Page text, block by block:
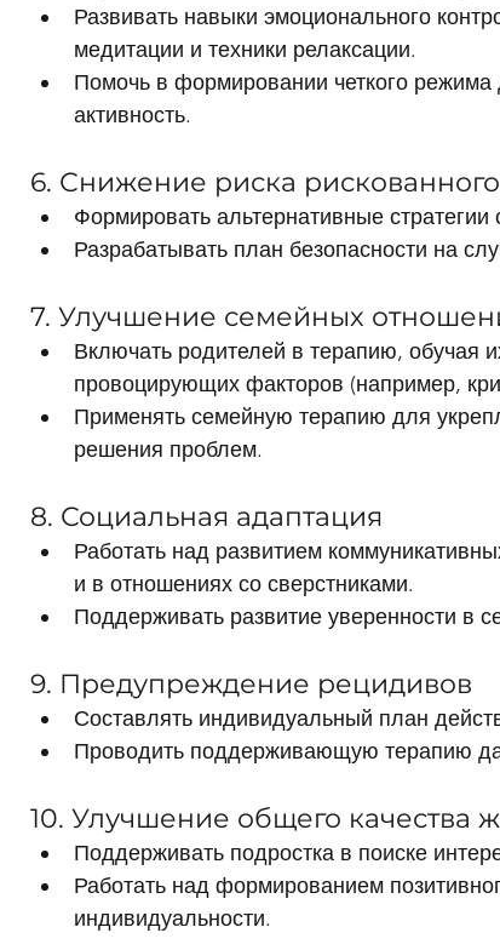
Развивать навыки эмоционального
медитации и техники релаксации.
Помочь в формировании четкого
активность.
6. Снижение риска
Формировать альтернативные
Разрабатывать план безопасности на
7. Улучшение семейных
Включать родителей в терапию, обучая
провоцирующих факторов (например,
Применять семейную терапию для
решения проблем.
8. Социальная адаптация
Работать над развитием
и в отношениях со сверстниками.
Поддерживать развитие уверенности в
9. Предупреждение рецидивов
Составлять индивидуальный план
Проводить поддерживающую терапию
10. Улучшение общего качества
Поддерживать подростка в поиске
Работать над формированием
индивидуальности.